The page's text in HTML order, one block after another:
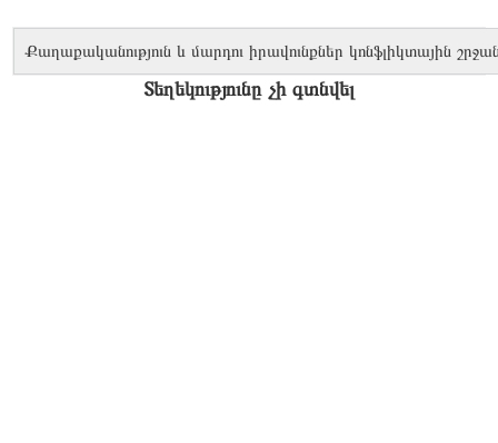
Քաղաքականություն և մարդու իրավունքներ կոնֆլիկտային
Տեղեկությունը չի գտնվել